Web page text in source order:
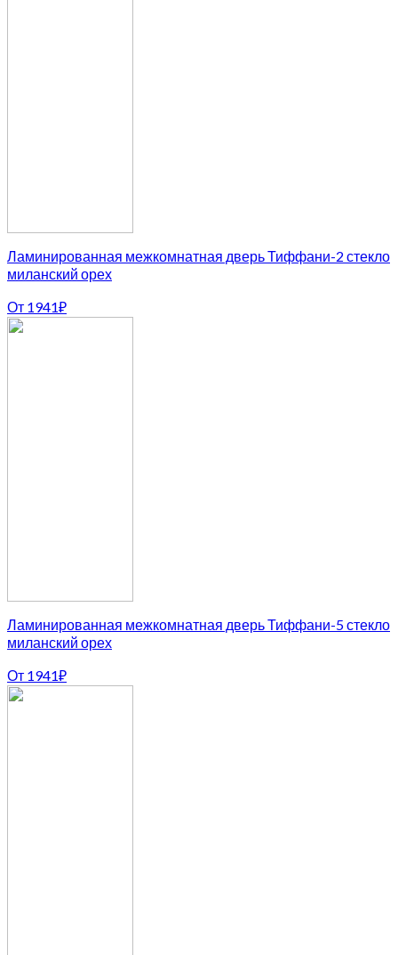
Ламинированная межкомнатная дверь Тиффани-2 стекло
миланский орех
От 1941₽
Ламинированная межкомнатная дверь Тиффани-5 стекло
миланский орех
От 1941₽